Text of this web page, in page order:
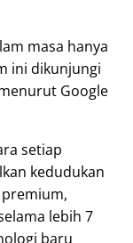
masa hanya
ini dikunjungi
Google
setiap
kedudukan
lebih 7
baru